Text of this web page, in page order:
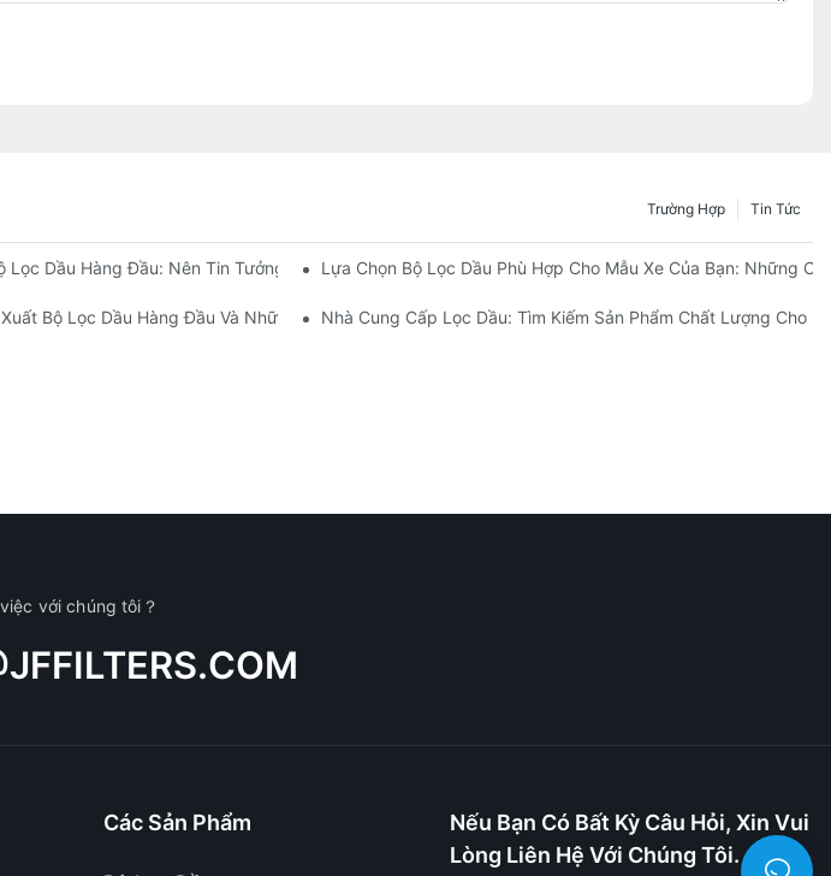
Tin Tức
Trường Hợp
Lọc Dầu Hàng Đầu: Nên Tin Tưởng Ai? Lựa Chọn Bộ Lọc Dầu Phù Hợp Cho Mẫu Xe Của Bạn: Những
Bộ Lọc Dầu Hàng Đầu Và Những Cải Tiến Của HọNhà Cung Cấp Lọc Dầu: Tìm Kiếm Sản Phẩm Chất Lượng Cho
với chúng tôi？
Các Sản Phẩm
Nếu Bạn Có Bất Kỳ Câu Hỏi, Xin Vui
Lòng Liên Hệ Với Chúng Tôi.